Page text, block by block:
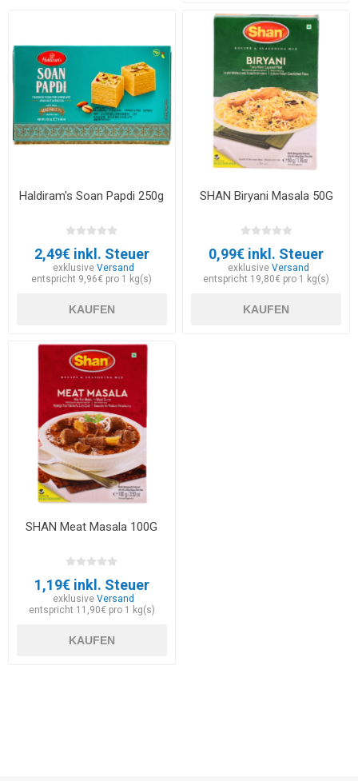
Haldiram's Soan Papdi 250g
2,49€ inkl. Steuer
exklusiveVersand
entspricht 9,96€ pro 1 kg(s)
KAUFEN
SHAN Biryani Masala 50G
0,99€ inkl. Steuer
exklusive Versand
entspricht 19,80€ pro 1 kg(s)
KAUFEN
SHAN Meat Masala 100G
1,19€ inkl. Steuer
exklusiveVersand
entspricht 11,90€ pro 1 kg(s)
KAUFEN